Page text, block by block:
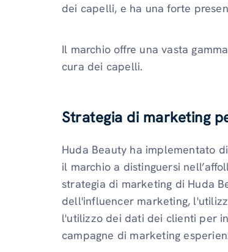
dei capelli, e ha una forte
Il marchio offre una vasta
cura dei capelli.
Strategia di marketing
Huda Beauty ha implementato
il marchio a distinguersi
strategia di marketing di Huda
dell'influencer marketing,
l'utilizzo dei dati dei clienti per
campagne di marketing